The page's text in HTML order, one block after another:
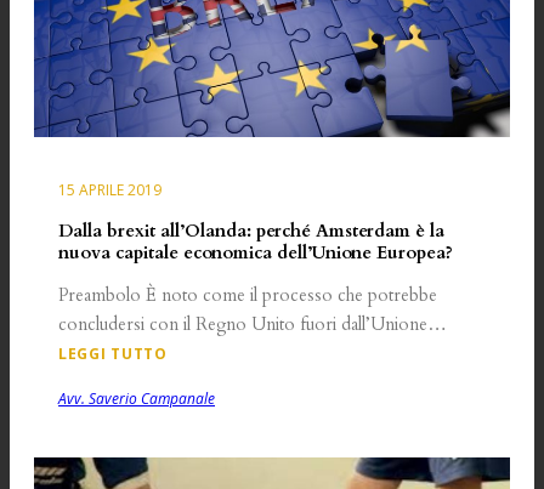
15 APRILE 2019
Dalla brexit all’Olanda: perché Amsterdam è la
nuova capitale economica dell’Unione Europea?
Preambolo È noto come il processo che potrebbe
concludersi con il Regno Unito fuori dall’Unione…
LEGGI TUTTO
Avv. Saverio Campanale